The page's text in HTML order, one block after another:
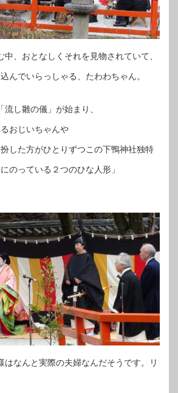
、おとなしくそれを見物されていて、
んでいらっしゃる、たわわちゃん。
し雛の儀」が始まり、
おじいちゃんや
した方がひとりずつこの下鴨神社独特
のっている２つのひな人形」
なんと実際の夫婦なんだそうです。リ